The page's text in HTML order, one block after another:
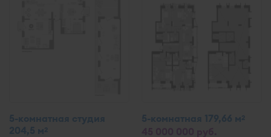
5-комнатная студия
204,5 м2
5-комнатная 179,66 м2